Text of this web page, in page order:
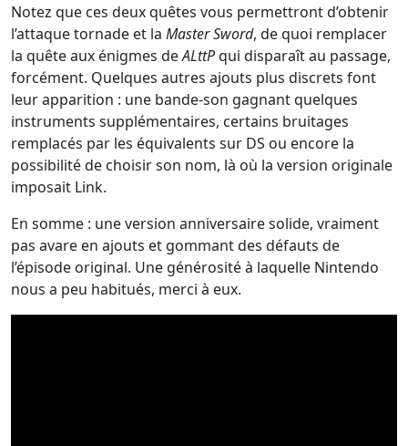
Notez que ces deux quêtes vous permettront d’obtenir
l’attaque tornade et la Master Sword, de quoi remplacer
la quête aux énigmes deALttPqui disparaît au passage,
forcément. Quelques autres ajouts plus discrets font
leur apparition : une bande-son gagnant quelques
instruments supplémentaires, certains bruitages
remplacés par les équivalents sur DS ou encore la
possibilité de choisir son nom, là où la version originale
imposait Link.
En somme : une version anniversaire solide, vraiment
pas avare en ajouts et gommant des défauts de
l’épisode original. Une générosité à laquelle Nintendo
nous a peu habitués, merci à eux.